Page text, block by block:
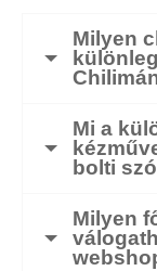
Milyen
Mi a
bolti
Milyen